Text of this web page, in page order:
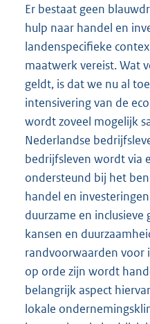
Er bestaat geen
hulp naar handel en
landenspecifieke
maatwerk vereist. Wat
geldt, is dat we nu al
intensivering van de
wordt zoveel mogelijk
Nederlandse
bedrijfsleven wordt via
ondersteund bij het
handel en
duurzame en
kansen en
randvoorwaarden voor
op orde zijn wordt
belangrijk aspect
lokale